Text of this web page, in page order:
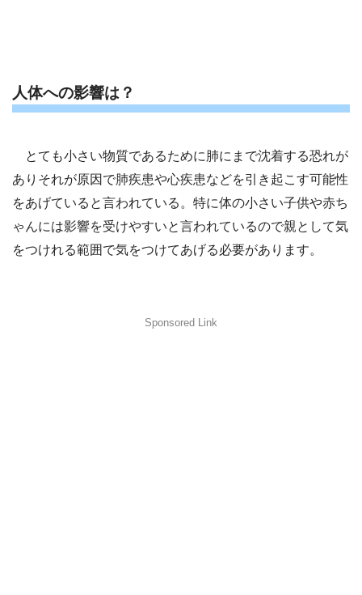
人体への影響は？
とても小さい物質であるために肺にまで沈着する恐れが
ありそれが原因で肺疾患や心疾患などを引き起こす可能性
をあげていると言われている。特に体の小さい子供や赤ち
ゃんには影響を受けやすいと言われているので親として気
をつけれる範囲で気をつけてあげる必要があります。
Sponsored Link